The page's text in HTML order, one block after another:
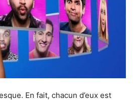
En fait, chacun d’eux est